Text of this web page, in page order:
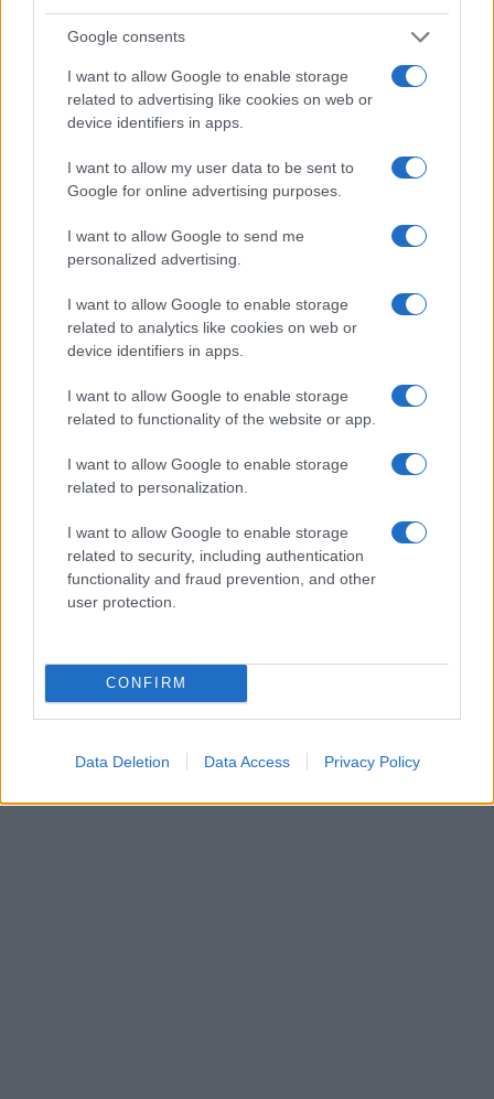
Google consents
I want to allow Google to enable storage
related to advertising like cookies on web or
device identifiers in apps.
I want to allow my user data to be sent to
Google for online advertising purposes.
I want to allow Google to send me
personalized advertising.
I want to allow Google to enable storage
related to analytics like cookies on web or
device identifiers in apps.
I want to allow Google to enable storage
related to functionality of the website or app.
I want to allow Google to enable storage
related to personalization.
I want to allow Google to enable storage
related to security, including authentication
functionality and fraud prevention, and other
user protection.
CONFIRM
Data Deletion Data Access Privacy Policy